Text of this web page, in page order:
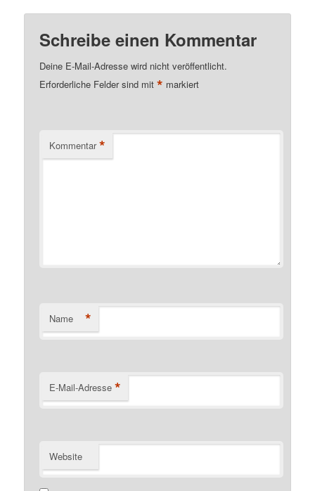
Schreibe einen Kommentar
Deine E-Mail-Adresse wird nicht veröffentlicht.
Erforderliche Felder sind mit* markiert
Kommentar *
Name *
E-Mail-Adresse *
Website